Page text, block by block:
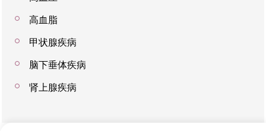
估。
呼吸道问题
香港的环境人烟稠密，空气污染亦日益严重，导致各种
高血脂
甲状腺疾病
脑下垂体疾病
肾上腺疾病